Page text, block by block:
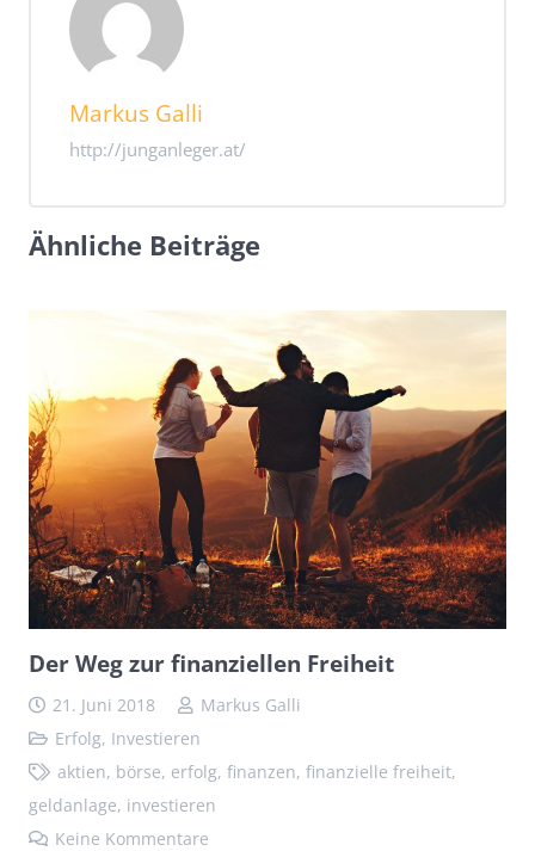
Markus Galli
http://junganleger.at/
Ähnliche Beiträge
Der Weg zur finanziellen Freiheit
21. Juni 2018
Markus Galli
Erfolg, Investieren
aktien, börse, erfolg, finanzen, finanzielle freiheit,
geldanlage, investieren
Keine Kommentare